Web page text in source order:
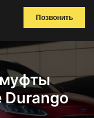
Позвонить
Durango